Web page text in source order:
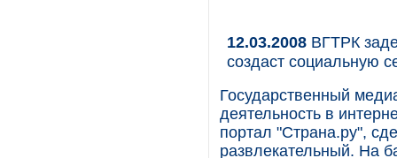
12.03.2008 ВГТРК
создаст социальную
Государственный
деятельность в
портал "Страна.ру",
развлекательный. На